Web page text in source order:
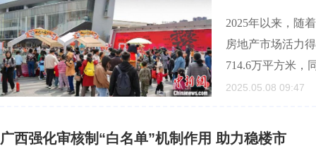
2025年以来，随
房地产市场活力
714.6万平方米
2025.05.08 09:47
广西强化审核制“白名单”机制作用 助力稳楼市